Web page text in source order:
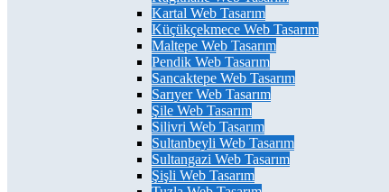
Kartal Web Tasarım
Küçükçekmece Web Tasarım
Maltepe Web Tasarım
Pendik Web Tasarım
Sancaktepe Web Tasarım
Sarıyer Web Tasarım
Şile Web Tasarım
Silivri Web Tasarım
Sultanbeyli Web Tasarım
Sultangazi Web Tasarım
Şişli Web Tasarım